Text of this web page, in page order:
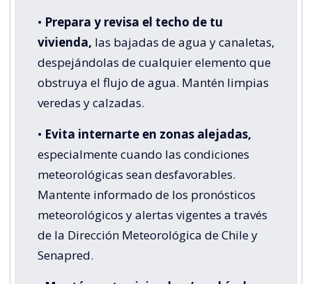
• Prepara y revisa el techo de tu
vivienda, las bajadas de agua y canaletas,
despejándolas de cualquier elemento que
obstruya el flujo de agua. Mantén limpias
veredas y calzadas.
• Evita internarte en zonas alejadas,
especialmente cuando las condiciones
meteorológicas sean desfavorables.
Mantente informado de los pronósticos
meteorológicos y alertas vigentes a través
de la Dirección Meteorológica de Chile y
Senapred.